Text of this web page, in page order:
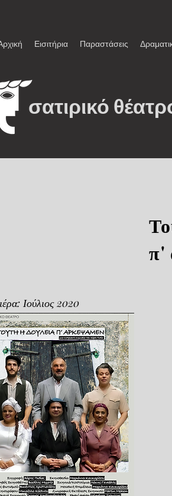
Εισιτήρια Παραστάσεις
σατιρικό
π'
Ιούλιος 2020